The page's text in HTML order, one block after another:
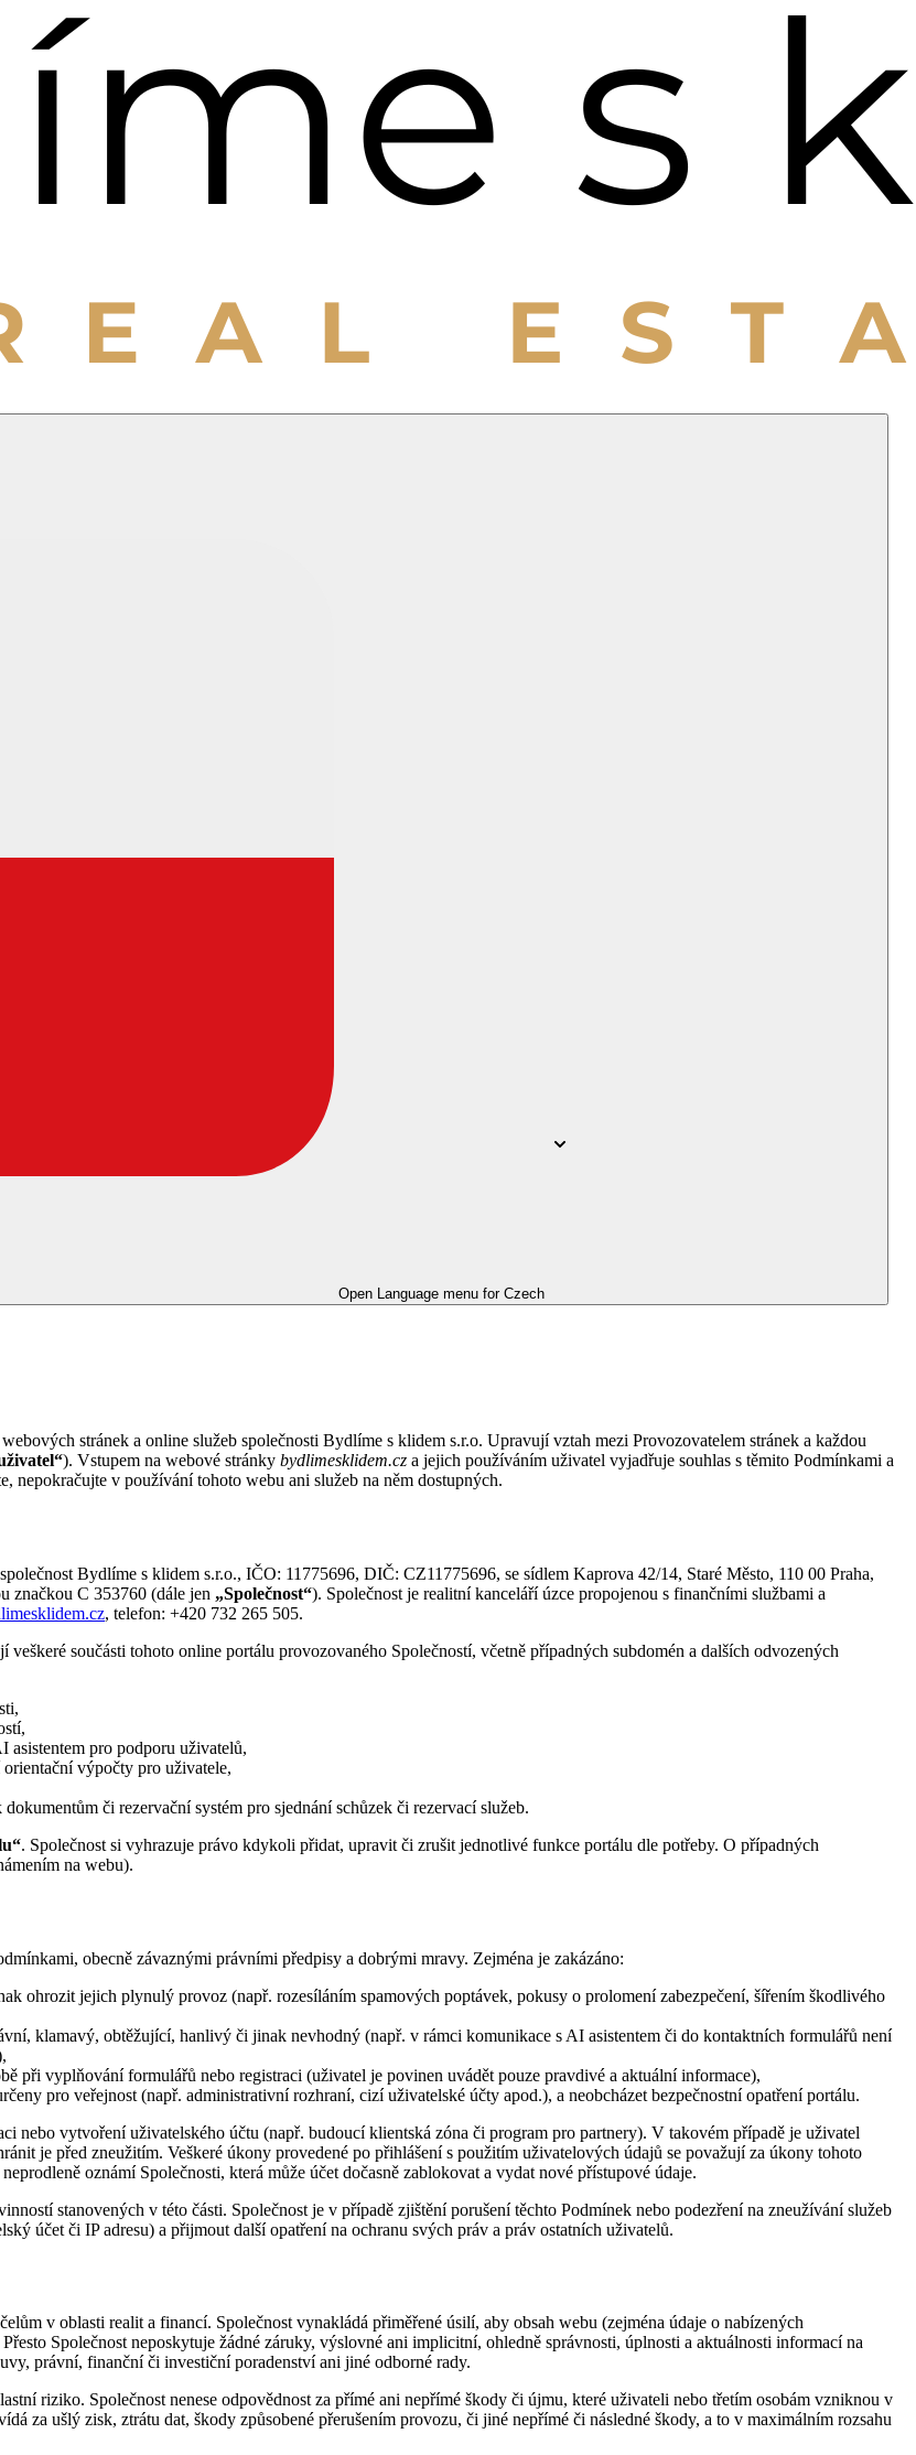
Open Language menu for Czech
stránek a online služeb společnosti Bydlíme s klidem s.r.o. Upravují vztah mezi Provozovatelem stránek a každou
). Vstupem na webové stránky bydlimesklidem.cz a jejich používáním uživatel vyjadřuje souhlas s těmito Podmínkami a
nepokračujte v používání tohoto webu ani služeb na něm dostupných.
Bydlíme s klidem s.r.o., IČO: 11775696, DIČ: CZ11775696, se sídlem Kaprova 42/14, Staré Město, 110 00 Praha,
značkou C 353760 (dále jen „Společnost“). Společnost je realitní kanceláří úzce propojenou s finančními službami a
, telefon: +420 732 265 505.
veškeré součásti tohoto online portálu provozovaného Společností, včetně případných subdomén a dalších odvozených
pro podporu uživatelů,
výpočty pro uživatele,
či rezervační systém pro sjednání schůzek či rezervací služeb.
. Společnost si vyhrazuje právo kdykoli přidat, upravit či zrušit jednotlivé funkce portálu dle potřeby. O případných
na webu).
obecně závaznými právními předpisy a dobrými mravy. Zejména je zakázáno:
ohrozit jejich plynulý provoz (např. rozesíláním spamových poptávek, pokusy o prolomení zabezpečení, šířením škodlivého
klamavý, obtěžující, hanlivý či jinak nevhodný (např. v rámci komunikace s AI asistentem či do kontaktních formulářů není
při vyplňování formulářů nebo registraci (uživatel je povinen uvádět pouze pravdivé a aktuální informace),
pro veřejnost (např. administrativní rozhraní, cizí uživatelské účty apod.), a neobcházet bezpečnostní opatření portálu.
nebo vytvoření uživatelského účtu (např. budoucí klientská zóna či program pro partnery). V takovém případě je uživatel
je před zneužitím. Veškeré úkony provedené po přihlášení s použitím uživatelových údajů se považují za úkony tohoto
oznámí Společnosti, která může účet dočasně zablokovat a vydat nové přístupové údaje.
stanovených v této části. Společnost je v případě zjištění porušení těchto Podmínek nebo podezření na zneužívání služeb
účet či IP adresu) a přijmout další opatření na ochranu svých práv a práv ostatních uživatelů.
v oblasti realit a financí. Společnost vynakládá přiměřené úsilí, aby obsah webu (zejména údaje o nabízených
Společnost neposkytuje žádné záruky, výslovné ani implicitní, ohledně správnosti, úplnosti a aktuálnosti informací na
právní, finanční či investiční poradenství ani jiné odborné rady.
riziko. Společnost nenese odpovědnost za přímé ani nepřímé škody či újmu, které uživateli nebo třetím osobám vzniknou v
za ušlý zisk, ztrátu dat, škody způsobené přerušením provozu, či jiné nepřímé či následné škody, a to v maximálním rozsahu